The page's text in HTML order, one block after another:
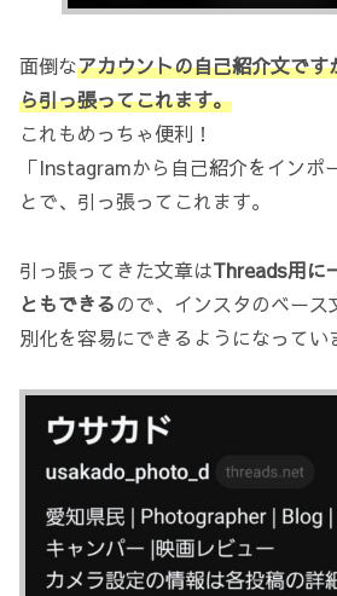
面倒なアカウントの自己紹介文で
ら引っ張ってこれます。
これもめっちゃ便利！
「Instagramから自己紹介をインポ
とで、引っ張ってこれます。
引っ張ってきた文章はThreads用に
ともできるので、インスタのベー
別化を容易にできるようになってい